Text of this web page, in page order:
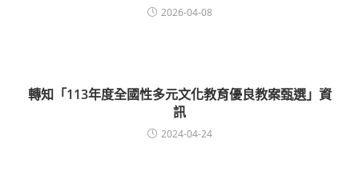
2026-04-08
轉知「113年度全國性多元文化教育優良教案甄選」資
訊
2024-04-24